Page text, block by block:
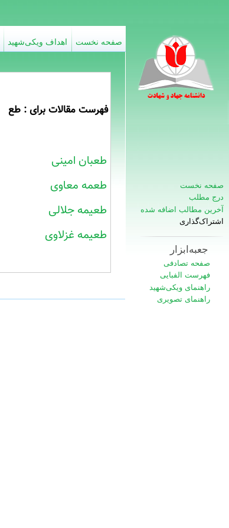
فهرست مقالات برای : طع
طعبان امینی
طعمه معاوی
طعیمه جلالی
طعیمه غزلاوی
اهداف ویکی‌شهید صفحه نخست
صفحه نخست
درج مطلب
آخرین مطالب اضافه شده
اشتراک‌گذاری
جعبه‌ابزار
صفحه تصادفی
فهرست الفبایی
راهنمای ویکی‌شهید
راهنمای تصویری